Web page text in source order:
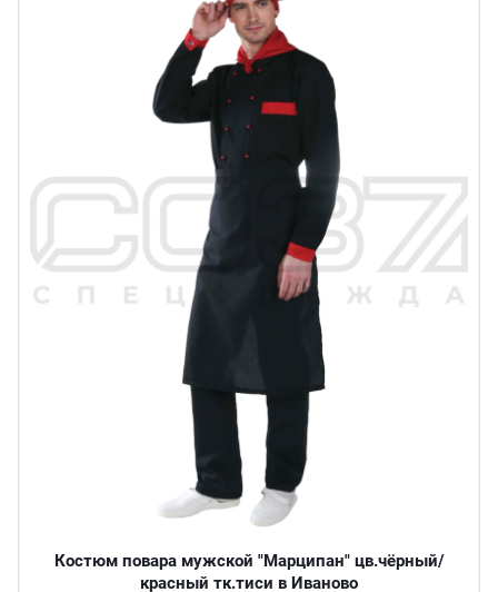
Костюм повара мужской "Марципан" цв.чёрный/
красный тк.тиси в Иваново